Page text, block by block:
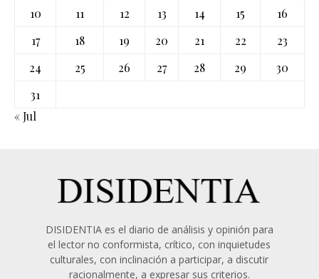
10
11 12 13 14 15
16
17
18 19 20 21 22
23
24
25 26 27 28 29
30
31
« Jul
DISIDENTIA es el diario de análisis y opinión para
el lector no conformista, crítico, con inquietudes
culturales, con inclinación a participar, a discutir
racionalmente, a expresar sus criterios.